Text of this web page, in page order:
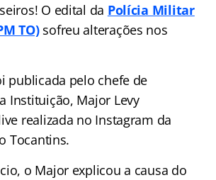
O edital da Polícia Militar
TO)sofreu alterações nos
publicada pelo chefe de
Instituição, Major Levy
realizada no Instagram da
Tocantins.
o Major explicou a causa do